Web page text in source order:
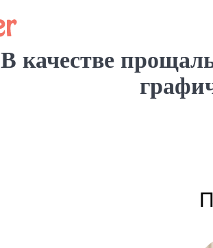
В качестве